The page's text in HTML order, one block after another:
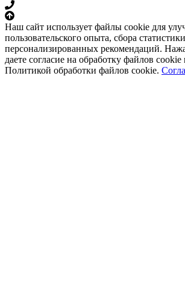
Наш сайт использует файлы cookie для
пользовательского опыта, сбора
персонализированных рекомендаций.
даете согласие на обработку файлов cookie
Политикой обработки файлов cookie.